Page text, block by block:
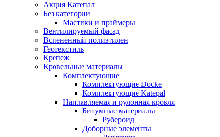
Акция Катепал
Без категории
Мастики и праймеры
Вентилируемый фасад
Вспененный полиэтилен
Геотекстиль
Крепеж
Кровельные материалы
Комплектующие
Комплектующие Docke
Комплектующие Katepal
Наплавляемая и рулонная кровля
Битумные материалы
Рубероид
Доборные элементы